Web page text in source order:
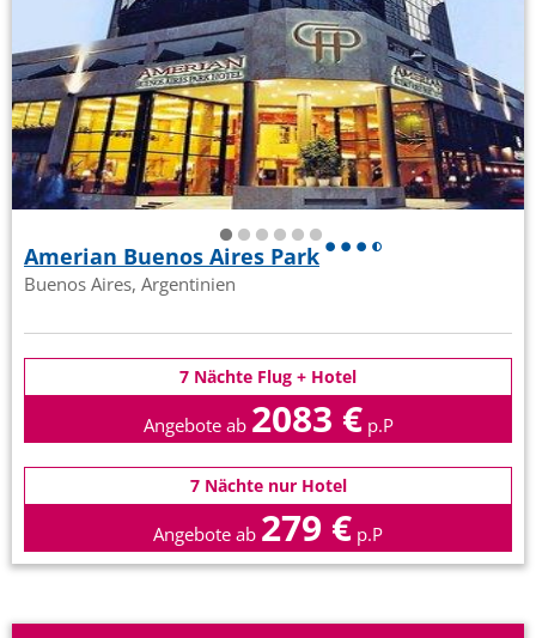
Amerian Buenos Aires Park
Buenos Aires, Argentinien
7 Nächte Flug + Hotel
Angebote ab 2083 € p.P
7 Nächte nur Hotel
Angebote ab 279 € p.P